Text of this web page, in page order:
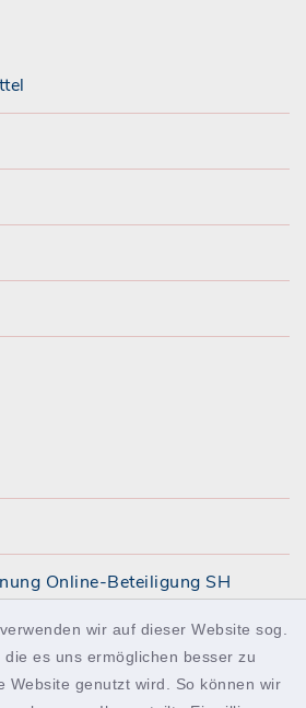
wir auf dieser Website sog.
es uns ermöglichen besser zu
Website genutzt wird. So können wir
Online-Beteiligung SH